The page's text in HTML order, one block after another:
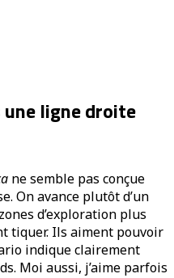
ligne droite
ne semble pas conçue
On avance plutôt d’un
d’exploration plus
tiquer. Ils aiment pouvoir
indique clairement
Moi aussi, j’aime parfois